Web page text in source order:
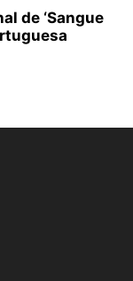
de ‘Sangue